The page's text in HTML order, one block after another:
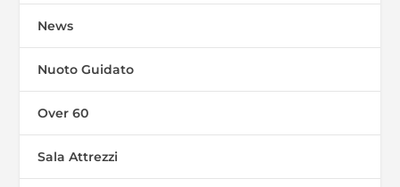
News
Nuoto Guidato
Over 60
Sala Attrezzi